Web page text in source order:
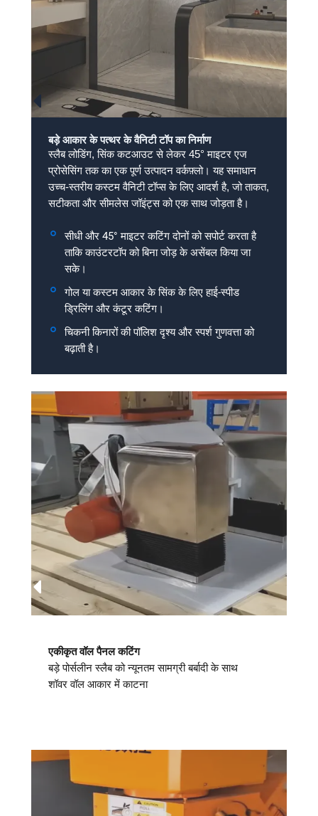
बड़े आकार के पत्थर के वैनिटी टॉप का निर्माण
स्लैब लोडिंग, सिंक कटआउट से लेकर 45° माइटर एज
प्रोसेसिंग तक का एक पूर्ण उत्पादन वर्कफ़्लो। यह समाधान
उच्च-स्तरीय कस्टम वैनिटी टॉप्स के लिए आदर्श है, जो ताकत,
सटीकता और सीमलेस जॉइंट्स को एक साथ जोड़ता है।
सीधी और 45° माइटर कटिंग दोनों को सपोर्ट करता है
ताकि काउंटरटॉप को बिना जोड़ के असेंबल किया जा
सके।
गोल या कस्टम आकार के सिंक के लिए हाई-स्पीड
ड्रिलिंग और कंटूर कटिंग।
चिकनी किनारों की पॉलिश दृश्य और स्पर्श गुणवत्ता को
बढ़ाती है।
एकीकृत वॉल पैनल कटिंग
बड़े पोर्सलीन स्लैब को न्यूनतम सामग्री बर्बादी के साथ
शॉवर वॉल आकार में काटना